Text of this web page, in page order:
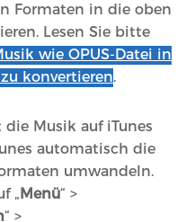
Formaten in die oben
Lesen Sie bitte
wie OPUS-Datei in
konvertieren.
Musik auf iTunes
automatisch die
umwandeln.
„ Menü“ >
“ >